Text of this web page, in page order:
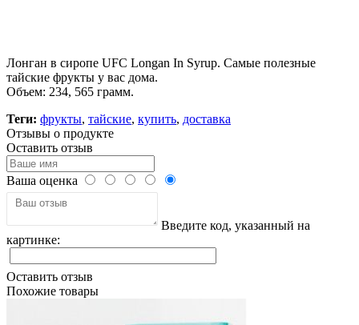
Лонган в сиропе UFC Longan In Syrup. Самые полезные
тайские фрукты у вас дома.
Объем: 234, 565 грамм.
Теги: фрукты, тайские, купить, доставка
Отзывы о продукте
Оставить отзыв
Ваша оценка
Введите код, указанный на
картинке:
Оставить отзыв
Похожие товары